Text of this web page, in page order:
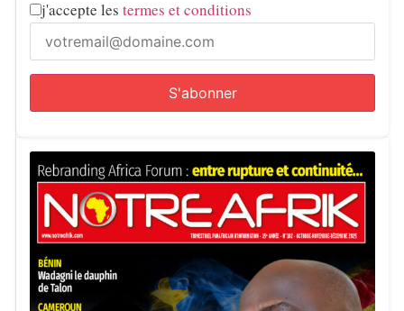
j'accepte les termes et conditions